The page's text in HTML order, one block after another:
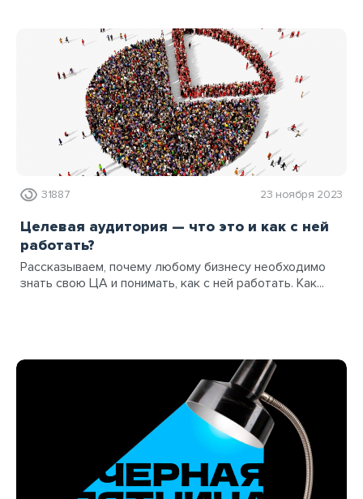
31887 23 ноября 2023
Целевая аудитория — что это и как с ней
работать?
Рассказываем, почему любому бизнесу необходимо
знать свою ЦА и понимать, как с ней работать. Как...